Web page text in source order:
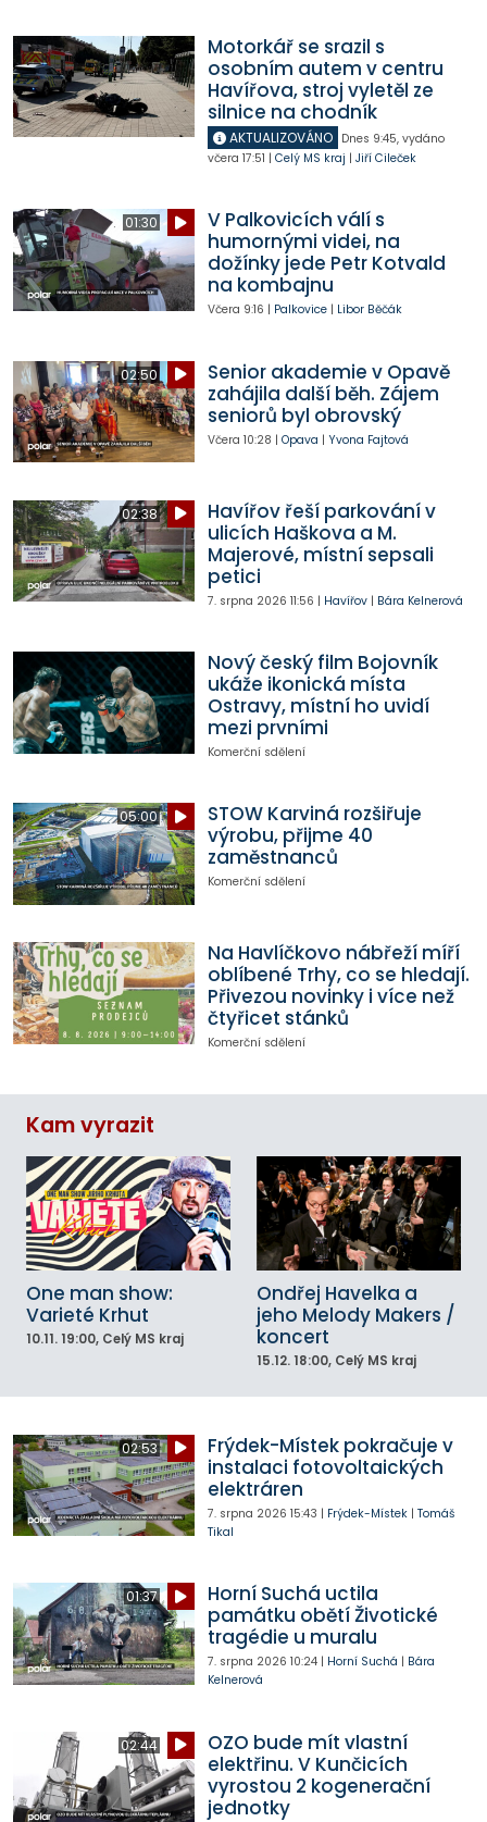
Motorkář se srazil s
osobním autem v centru
Havířova, stroj vyletěl ze
silnice na chodník
AKTUALIZOVÁNO Dnes 9:45, vydáno
včera 17:51 | Celý MS kraj | Jiří Cileček
01:30
V Palkovicích válí s
humornými videi, na
dožínky jede Petr Kotvald
na kombajnu
Včera 9:16 | Palkovice| Libor Běčák
02:50
Senior akademie v Opavě
zahájila další běh. Zájem
seniorů byl obrovský
Včera 10:28 | Opava | Yvona Fajtová
02:38
Havířov řeší parkování v
ulicích Haškova a M.
Majerové, místní sepsali
petici
7. srpna 2026 11:56 | Havířov| Bára Kelnerová
Nový český film Bojovník
ukáže ikonická místa
Ostravy, místní ho uvidí
mezi prvními
Komerční sdělení
05:00
STOW Karviná rozšiřuje
výrobu, přijme 40
zaměstnanců
Komerční sdělení
Na Havlíčkovo nábřeží míří
oblíbené Trhy, co se hledají.
Přivezou novinky i více než
čtyřicet stánků
Komerční sdělení
Kam vyrazit
One man show:
Varieté Krhut
10.11. 19:00, Celý MS kraj
Ondřej Havelka a
jeho Melody Makers /
koncert
15.12. 18:00, Celý MS kraj
02:53
Frýdek-Místek pokračuje v
instalaci fotovoltaických
elektráren
7. srpna 2026 15:43 | Frýdek-Místek| Tomáš
Tikal
01:37
Horní Suchá uctila
památku obětí Životické
tragédie u muralu
7. srpna 2026 10:24| Horní Suchá | Bára
Kelnerová
02:44
OZO bude mít vlastní
elektřinu. V Kunčicích
vyrostou 2 kogenerační
jednotky